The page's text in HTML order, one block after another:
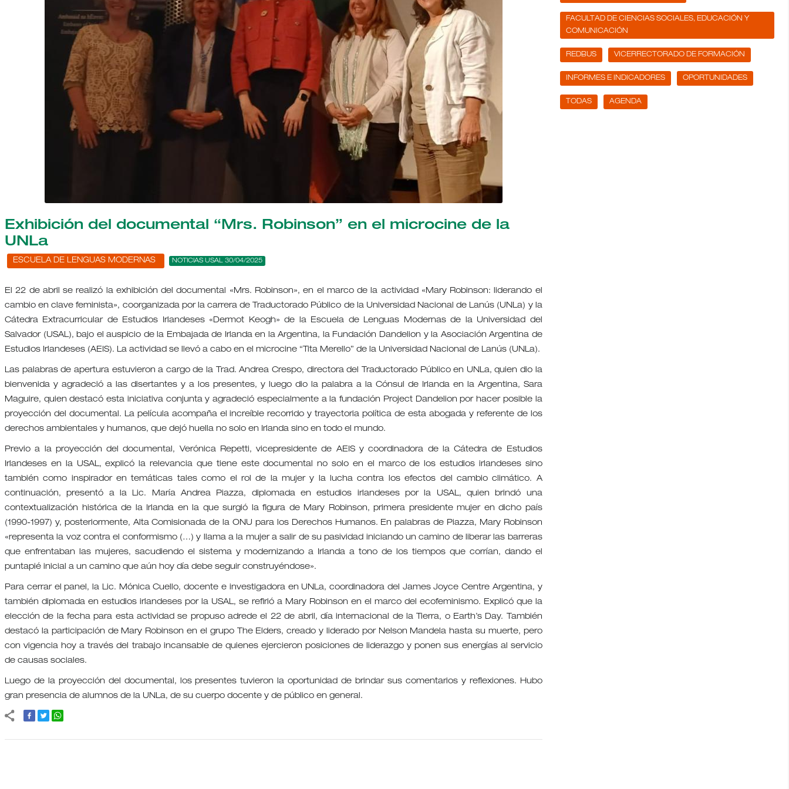
Exhibición del documental “Mrs. Robinson” en el microcine de la
UNLa
ESCUELA DE LENGUAS MODERNAS NOTICIAS USAL 30/04/2025
El 22 de abril se realizó la exhibición del documental «Mrs. Robinson», en el marco de la actividad «Mary Robinson: liderando el
cambio en clave feminista», coorganizada por la carrera de Traductorado Público de la Universidad Nacional de Lanús (UNLa) y la
Cátedra Extracurricular de Estudios Irlandeses «Dermot Keogh» de la Escuela de Lenguas Modernas de la Universidad del
Salvador (USAL), bajo el auspicio de la Embajada de Irlanda en la Argentina, la Fundación Dandelion y la Asociación Argentina de
Estudios Irlandeses (AEIS). La actividad se llevó a cabo en el microcine “Tita Merello” de la Universidad Nacional de Lanús (UNLa).
Las palabras de apertura estuvieron a cargo de la Trad. Andrea Crespo, directora del Traductorado Público en UNLa, quien dio la
bienvenida y agradeció a las disertantes y a los presentes, y luego dio la palabra a la Cónsul de Irlanda en la Argentina, Sara
Maguire, quien destacó esta iniciativa conjunta y agradeció especialmente a la fundación Project Dandelion por hacer posible la
proyección del documental. La película acompaña el increíble recorrido y trayectoria política de esta abogada y referente de los
derechos ambientales y humanos, que dejó huella no solo en Irlanda sino en todo el mundo.
Previo a la proyección del documental, Verónica Repetti, vicepresidente de AEIS y coordinadora de la Cátedra de Estudios
Irlandeses en la USAL, explicó la relevancia que tiene este documental no solo en el marco de los estudios irlandeses sino
también como inspirador en temáticas tales como el rol de la mujer y la lucha contra los efectos del cambio climático. A
continuación, presentó a la Lic. María Andrea Piazza, diplomada en estudios irlandeses por la USAL, quien brindó una
contextualización histórica de la Irlanda en la que surgió la figura de Mary Robinson, primera presidente mujer en dicho país
(1990-1997) y, posteriormente, Alta Comisionada de la ONU para los Derechos Humanos. En palabras de Piazza, Mary Robinson
«representa la voz contra el conformismo (…) y llama a la mujer a salir de su pasividad iniciando un camino de liberar las barreras
que enfrentaban las mujeres, sacudiendo el sistema y modernizando a Irlanda a tono de los tiempos que corrían, dando el
puntapié inicial a un camino que aún hoy día debe seguir construyéndose».
Para cerrar el panel, la Lic. Mónica Cuello, docente e investigadora en UNLa, coordinadora del James Joyce Centre Argentina, y
también diplomada en estudios irlandeses por la USAL, se refirió a Mary Robinson en el marco del ecofeminismo. Explicó que la
elección de la fecha para esta actividad se propuso adrede el 22 de abril, día internacional de la Tierra, o Earth’s Day. También
destacó la participación de Mary Robinson en el grupo The Elders, creado y liderado por Nelson Mandela hasta su muerte, pero
con vigencia hoy a través del trabajo incansable de quienes ejercieron posiciones de liderazgo y ponen sus energías al servicio
de causas sociales.
Luego de la proyección del documental, los presentes tuvieron la oportunidad de brindar sus comentarios y reflexiones. Hubo
gran presencia de alumnos de la UNLa, de su cuerpo docente y de público en general.
FACULTAD DE CIENCIAS SOCIALES, EDUCACIÓN Y
COMUNICACIÓN
REDBUS VICERRECTORADO DE FORMACIÓN
INFORMES E INDICADORES OPORTUNIDADES
TODAS AGENDA